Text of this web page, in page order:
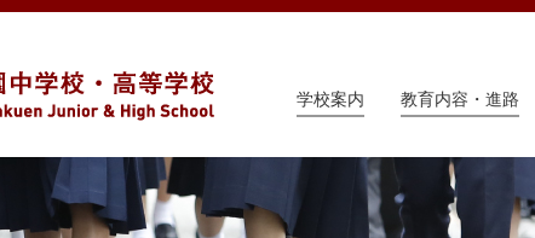
学校案内 教育内容・進路